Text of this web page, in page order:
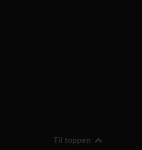
Til toppen